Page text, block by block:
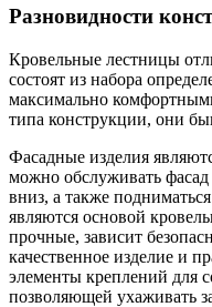
Разновидности
Кровельные лестницы
состоят из набора
максимально
типа конструкции, они
Фасадные изделия
можно обслуживать
вниз, а также
являются основой
прочные, зависит
качественное изделие и
элементы креплений для
позволяющей ухаживать